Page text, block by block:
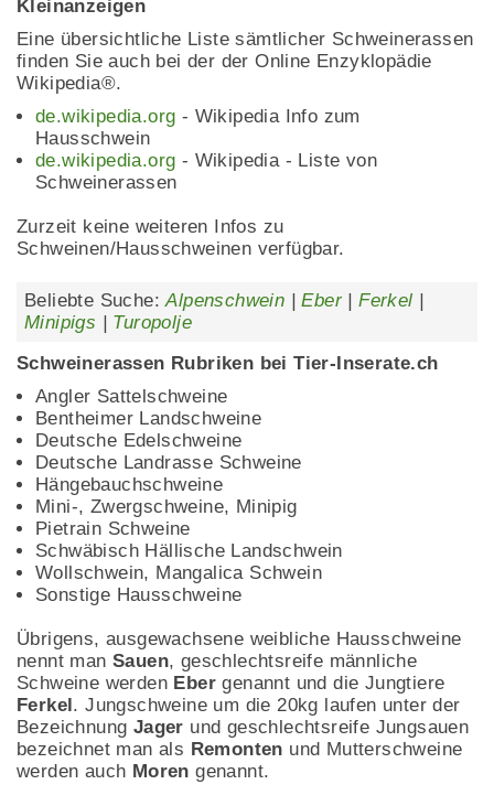
Kleinanzeigen
Eine übersichtliche Liste sämtlicher Schweinerassen
finden Sie auch bei der der Online Enzyklopädie
Wikipedia®.
de.wikipedia.org - Wikipedia Info zum
Hausschwein
de.wikipedia.org - Wikipedia - Liste von
Schweinerassen
Zurzeit keine weiteren Infos zu
Schweinen/Hausschweinen verfügbar.
Beliebte Suche:Alpenschwein |Eber|Ferkel
Minipigs
Turopolje
Schweinerassen Rubriken bei Tier-Inserate.ch
Angler Sattelschweine
Bentheimer Landschweine
Deutsche Edelschweine
Deutsche Landrasse Schweine
Hängebauchschweine
Mini-, Zwergschweine, Minipig
Pietrain Schweine
Schwäbisch Hällische Landschwein
Wollschwein, Mangalica Schwein
Sonstige Hausschweine
Übrigens, ausgewachsene weibliche Hausschweine
nennt manSauen, geschlechtsreife männliche
Schweine werden Eber genannt und die Jungtiere
Ferkel . Jungschweine um die 20kg laufen unter der
Bezeichnung Jager und geschlechtsreife Jungsauen
bezeichnet man als Remonten und Mutterschweine
werden auch Moren genannt.